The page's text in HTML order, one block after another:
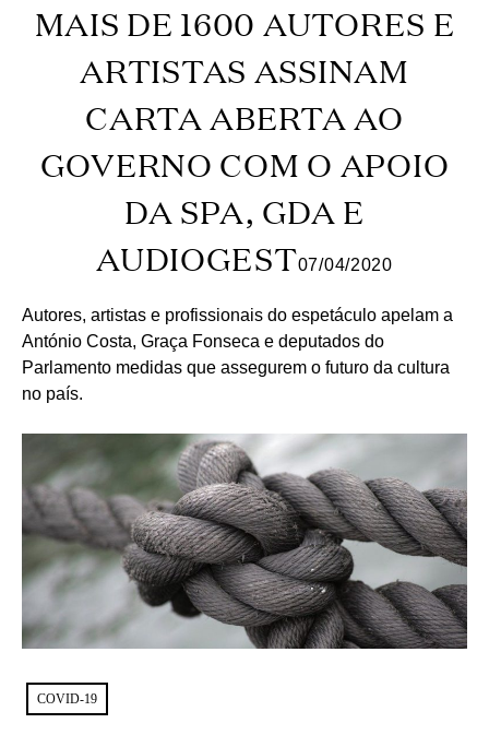
MAIS DE 1600 AUTORES E
ARTISTAS ASSINAM
CARTA ABERTA AO
GOVERNO COM O APOIO
DA SPA, GDA E
AUDIOGEST07/04/2020
Autores, artistas e profissionais do espetáculo apelam a
António Costa, Graça Fonseca e deputados do
Parlamento medidas que assegurem o futuro da cultura
no país.
COVID-19